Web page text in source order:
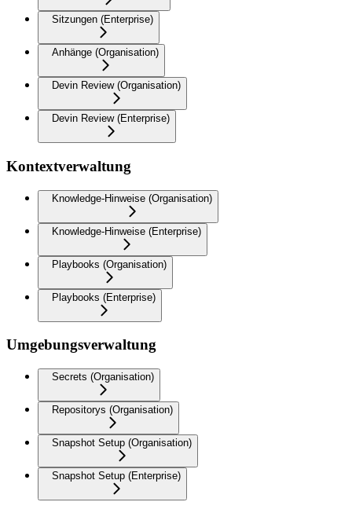
Sitzungen (Enterprise)
Anhänge (Organisation)
Devin Review (Organisation)
Devin Review (Enterprise)
Kontextverwaltung
Knowledge-Hinweise (Organisation)
Knowledge-Hinweise (Enterprise)
Playbooks (Organisation)
Playbooks (Enterprise)
Umgebungsverwaltung
Secrets (Organisation)
Repositorys (Organisation)
Snapshot Setup (Organisation)
Snapshot Setup (Enterprise)